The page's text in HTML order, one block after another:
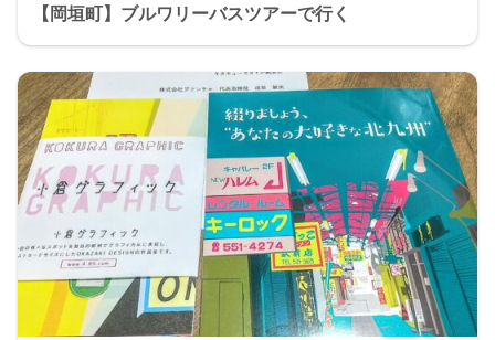
【岡垣町】ブルワリーバスツアーで行く